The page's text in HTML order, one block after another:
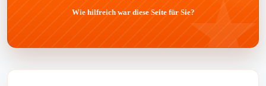
Wie hilfreich war diese Seite für Sie?